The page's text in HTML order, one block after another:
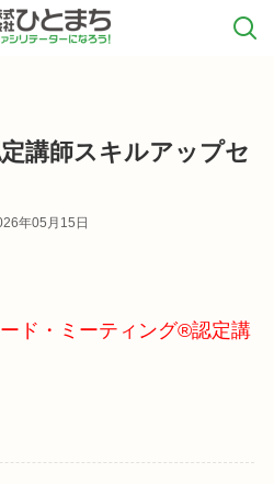
講師スキルアップセ
年05月15日
ド・ミーティング®認定講